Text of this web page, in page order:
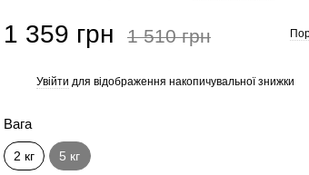
1 359 грн 1 510 грн
Увійти для відображення накопичувальної знижки
Вага
2 кг 5 кг